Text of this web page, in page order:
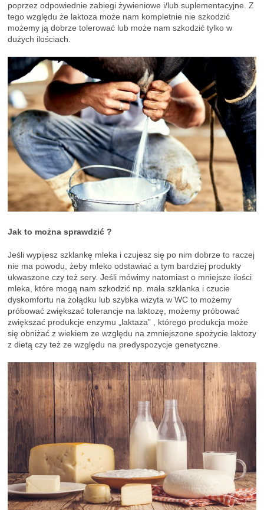
poprzez odpowiednie zabiegi żywieniowe i/lub suplementacyjne. Z
tego względu że laktoza może nam kompletnie nie szkodzić
możemy ją dobrze tolerować lub może nam szkodzić tylko w
dużych ilościach.
Jak to można sprawdzić ?
Jeśli wypijesz szklankę mleka i czujesz się po nim dobrze to raczej
nie ma powodu, żeby mleko odstawiać a tym bardziej produkty
ukwaszone czy też sery. Jeśli mówimy natomiast o mniejsze ilości
mleka, które mogą nam szkodzić np. mała szklanka i czucie
dyskomfortu na żołądku lub szybka wizyta w WC to możemy
próbować zwiększać tolerancje na laktozę, możemy próbować
zwiększać produkcje enzymu „laktaza” , którego produkcja może
się obniżać z wiekiem ze względu na zmniejszone spożycie laktozy
z dietą czy też ze względu na predyspozycje genetyczne.